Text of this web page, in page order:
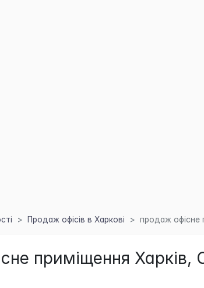
Продаж офісів в Харкові продаж офісне
приміщення Харків,